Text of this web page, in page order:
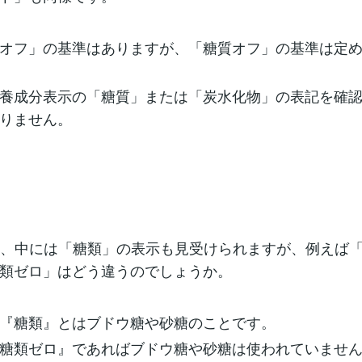
フ」の基準はありますが、「糖質オフ」の基準は定
成分表示の「糖質」または「炭水化物」の表記を確
ません。
中には「糖類」の表示も見受けられますが、例えば
ゼロ」はどう違うのでしょうか。
糖類』とはブドウ糖や砂糖のことです。
類ゼロ』であればブドウ糖や砂糖は使われていませ